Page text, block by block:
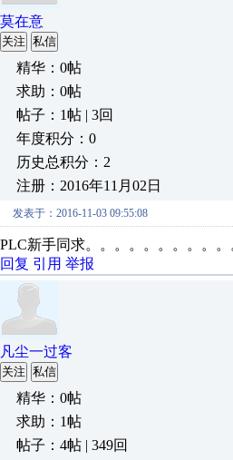
莫在意
关注 私信
精华：0帖
求助：0帖
帖子：1帖 | 3回
年度积分：0
历史总积分：2
注册：2016年11月02日
发表于：2016-11-03 09:55:08
PLC新手同求。。。。。。。。。。
回复 引用 举报
凡尘一过客
关注 私信
精华：0帖
求助：1帖
帖子：4帖 | 349回